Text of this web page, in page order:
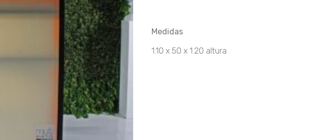
Medidas
1.10 x 50 x 1.20 altura